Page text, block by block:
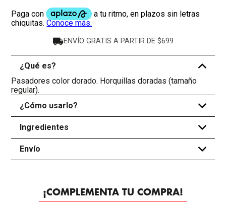
ENVÍO GRATIS A PARTIR DE $699
¿Qué es?
-
Pasadores color dorado. Horquillas doradas (tamaño
regular).
¿Cómo usarlo?
+
Ingredientes +
Envío +
¡COMPLEMENTA TU COMPRA!